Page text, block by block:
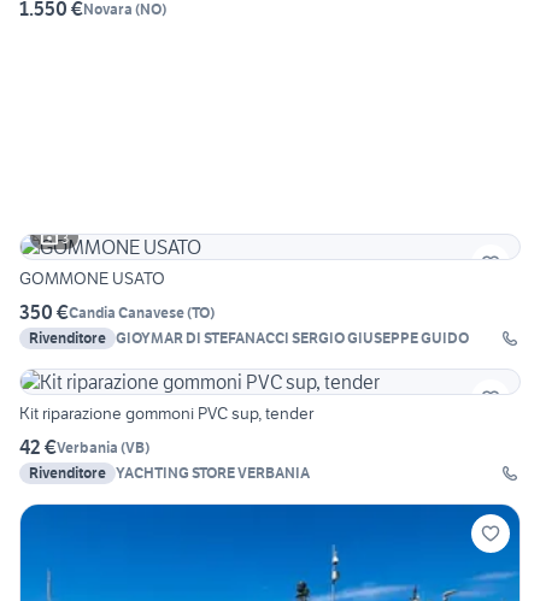
1.550 €Novara (NO)
3
GOMMONE USATO
350 €Candia Canavese(TO)
Rivenditore GIOYMAR DI STEFANACCI SERGIO GIUSEPPE GUIDO
Kit riparazione gommoni PVC sup, tender
42 €Verbania (VB)
Rivenditore YACHTING STORE VERBANIA